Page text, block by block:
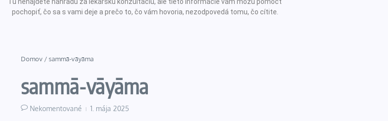
pochopiť, čo sa s vami deje a prečo to, čo vám hovoria, nezodpovedá tomu, čo cítite.
Domov /sammā-vāyāma
sammā-vāyāma
Nekomentované 1. mája 2025